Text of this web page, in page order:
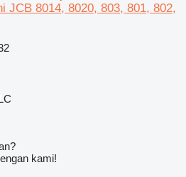
JCB 8014, 8020, 803, 801, 802,
kami!